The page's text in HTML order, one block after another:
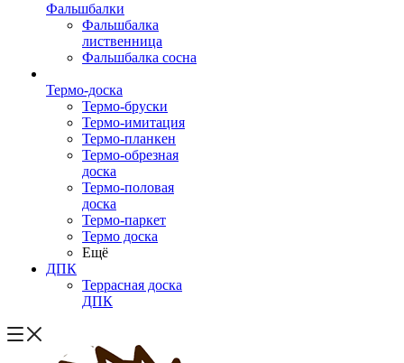
Фальшбалки
Фальшбалка
лиственница
Фальшбалка сосна
Термо-доска
Термо-бруски
Термо-имитация
Термо-планкен
Термо-обрезная
доска
Термо-половая
доска
Термо-паркет
Термо доска
Ещё
ДПК
Террасная доска
ДПК